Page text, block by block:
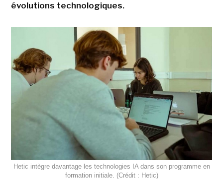
évolutions technologiques.
Hetic intègre davantage les technologies IA dans son programme en
formation initiale. (Crédit : Hetic)